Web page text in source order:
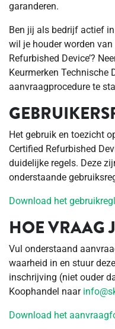
garanderen.
Ben jij als bedrijf actief
wil je houder worden van
Refurbished Device’?
Keurmerken Technische
aanvraagprocedure te
Het gebruik en toezicht
Certified Refurbished
duidelijke regels. Deze
onderstaande
Download het
HOE VRAAG
Vul onderstaand
waarheid in en stuur
inschrijving (niet ouder
Koophandel naar
Download het